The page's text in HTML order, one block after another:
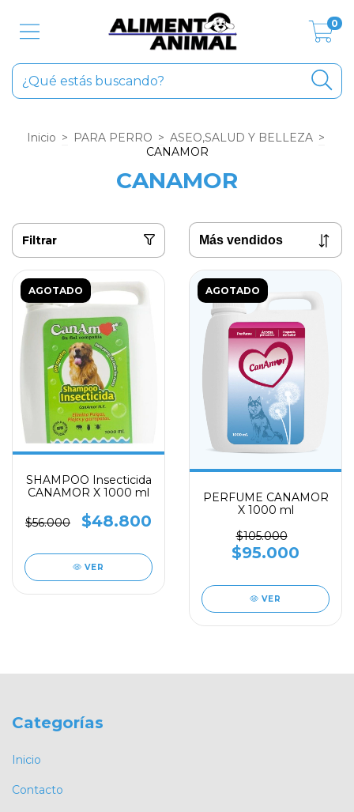
0
Inicio > PARA PERRO > ASEO,SALUD Y BELLEZA >
CANAMOR
CANAMOR
Filtrar
AGOTADO
SHAMPOO Insecticida
CANAMOR X 1000 ml
$56.000 $48.800
VER
AGOTADO
PERFUME CANAMOR
X 1000 ml
$105.000
$95.000
VER
Categorías
Inicio
Contacto